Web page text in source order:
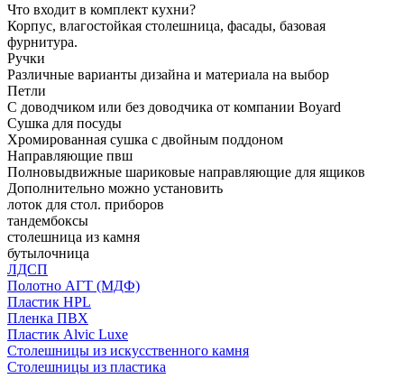
Что входит в комплект кухни?
Корпус, влагостойкая столешница, фасады, базовая
фурнитура.
Ручки
Различные варианты дизайна и материала на выбор
Петли
С доводчиком или без доводчика от компании Boyard
Сушка для посуды
Хромированная сушка с двойным поддоном
Направляющие пвш
Полновыдвижные шариковые направляющие для ящиков
Дополнительно можно установить
лоток для стол. приборов
тандембоксы
столешница из камня
бутылочница
ЛДСП
Полотно АГТ (МДФ)
Пластик HPL
Пленка ПВХ
Пластик Alvic Luxe
Столешницы из искусственного камня
Столешницы из пластика